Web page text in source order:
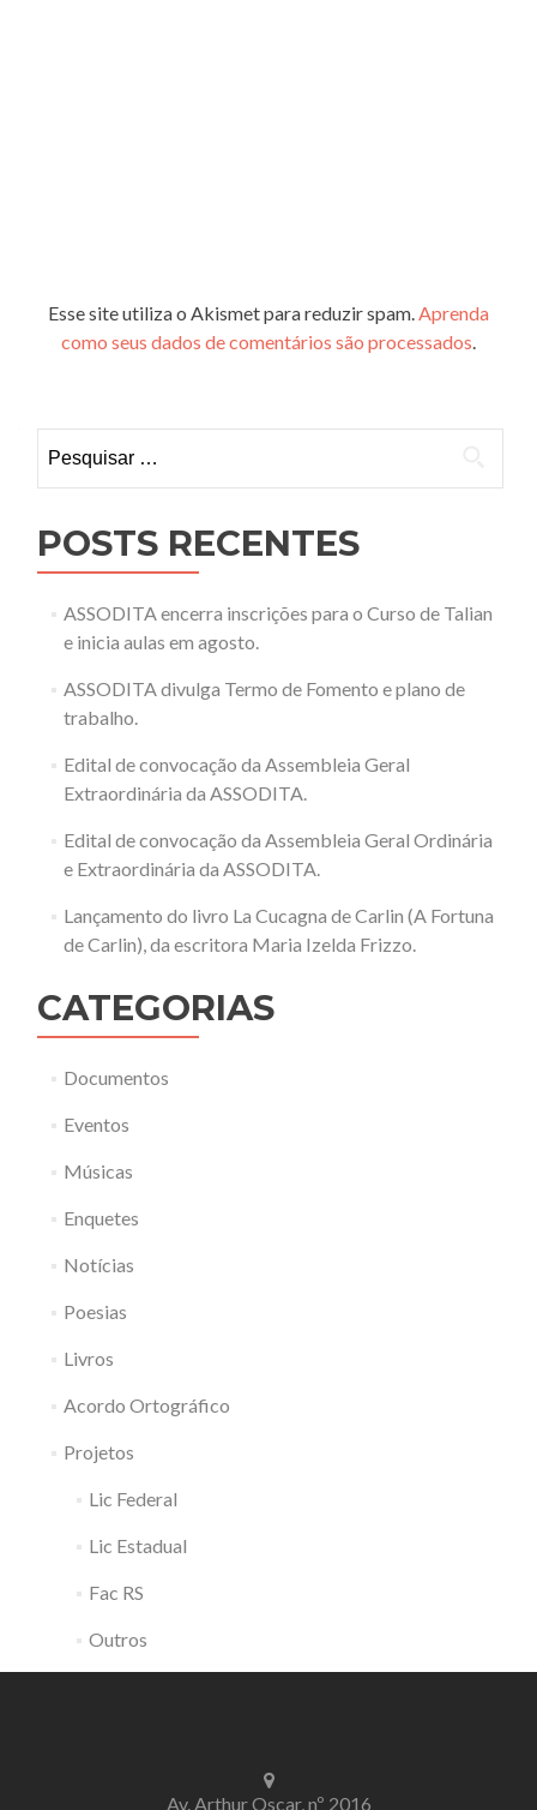
Esse site utiliza o Akismet para reduzir spam.Aprenda
como seus dados de comentários são processados.
por:
POSTS RECENTES
ASSODITA encerra inscrições para o Curso de Talian
e inicia aulas em agosto.
ASSODITA divulga Termo de Fomento e plano de
trabalho.
Edital de convocação da Assembleia Geral
Extraordinária da ASSODITA.
Edital de convocação da Assembleia Geral Ordinária
e Extraordinária da ASSODITA.
Lançamento do livro La Cucagna de Carlin (A Fortuna
de Carlin), da escritora Maria Izelda Frizzo.
CATEGORIAS
Documentos
Eventos
Músicas
Enquetes
Notícias
Poesias
Livros
Acordo Ortográfico
Projetos
Lic Federal
Lic Estadual
Fac RS
Outros
Av. Arthur Oscar, nº 2016